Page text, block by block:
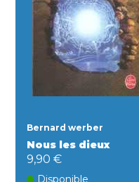
Bernard werber
Nous les dieux
9,90 €
Disponible